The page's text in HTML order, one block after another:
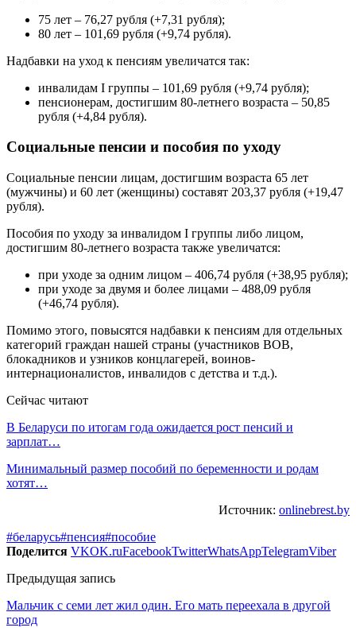
75 лет – 76,27 рубля (+7,31 рубля);
80 лет – 101,69 рубля (+9,74 рубля).
Надбавки на уход к пенсиям увеличатся так:
инвалидам I группы – 101,69 рубля (+9,74 рубля);
пенсионерам, достигшим 80-летнего возраста – 50,85
рубля (+4,84 рубля).
Социальные пенсии и пособия по уходу
Социальные пенсии лицам, достигшим возраста 65 лет
(мужчины) и 60 лет (женщины) составят 203,37 рубля (+19,47
рубля).
Пособия по уходу за инвалидом I группы либо лицом,
достигшим 80-летнего возраста также увеличатся:
при уходе за одним лицом – 406,74 рубля (+38,95 рубля);
при уходе за двумя и более лицами – 488,09 рубля
(+46,74 рубля).
Помимо этого, повысятся надбавки к пенсиям для отдельных
категорий граждан нашей страны (участников ВОВ,
блокадников и узников концлагерей, воинов-
интернационалистов, инвалидов с детства и т.д.).
Сейчас читают
В Беларуси по итогам года ожидается рост пенсий и
зарплат…
Минимальный размер пособий по беременности и родам
хотят…
Источник: onlinebrest.by
#беларусь#пенсия#пособие
Поделится VKOK.ruFacebookTwitterWhatsAppTelegramViber
Предыдущая запись
Мальчик с семи лет жил один. Его мать переехала в другой
город